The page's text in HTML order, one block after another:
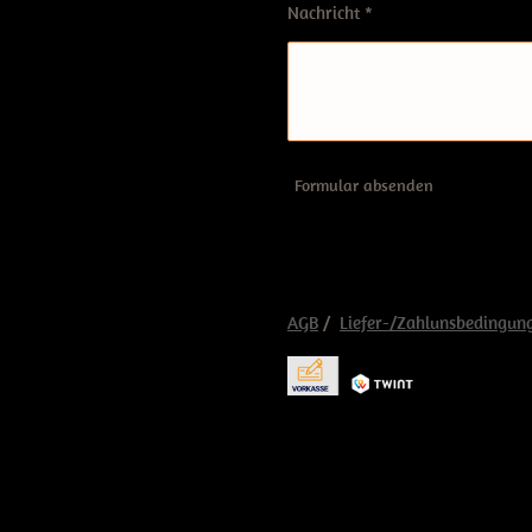
Nachricht *
Formular absenden
AGB / Liefer-/